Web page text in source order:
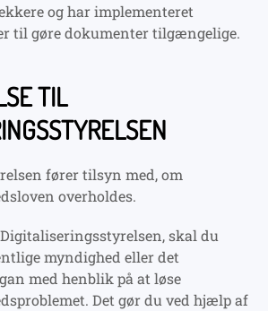
og har implementeret
til gøre dokumenter tilgængelige.
TIL
fører tilsyn med, om
overholdes.
skal du
myndighed eller det
med henblik på at løse
Det gør du ved hjælp af